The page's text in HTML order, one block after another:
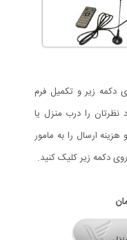
دکمه زیر و تکمیل فرم
را درب منزل یا
ارسال را به مامور
دکمه زیر کلیک کنید.